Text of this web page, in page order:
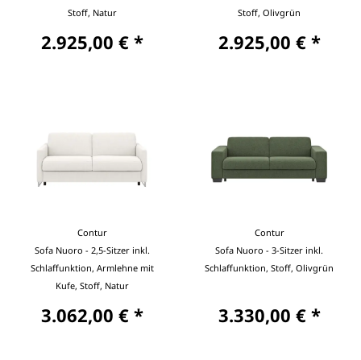
Stoff, Natur
2.925,00 € *
Stoff, Olivgrün
2.925,00 € *
Contur
Sofa Nuoro - 2,5-Sitzer inkl.
Schlaffunktion, Armlehne mit
Kufe, Stoff, Natur
3.062,00 € *
Contur
Sofa Nuoro - 3-Sitzer inkl.
Schlaffunktion, Stoff, Olivgrün
3.330,00 € *